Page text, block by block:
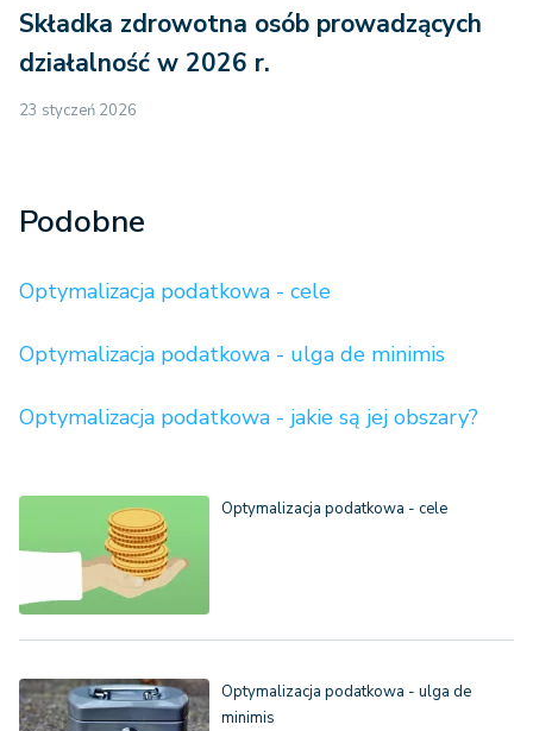
Składka zdrowotna osób prowadzących
działalność w 2026 r.
23 styczeń 2026
Podobne
Optymalizacja podatkowa - cele
Optymalizacja podatkowa - ulga de minimis
Optymalizacja podatkowa - jakie są jej obszary?
Optymalizacja podatkowa - cele
Optymalizacja podatkowa - ulga de
minimis